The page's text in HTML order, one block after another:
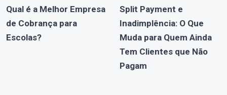
Qual é a Melhor Empresa
de Cobrança para
Escolas?
Split Payment e
Inadimplência: O Que
Muda para Quem Ainda
Tem Clientes que Não
Pagam